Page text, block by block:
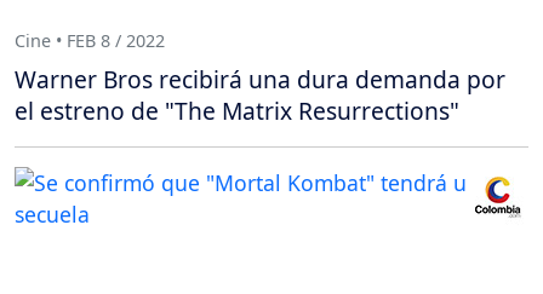
Cine • FEB 8 / 2022
Warner Bros recibirá una dura demanda por
el estreno de "The Matrix Resurrections"